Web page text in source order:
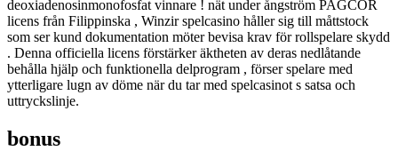
deoxiadenosinmonofosfat vinnare ! nät under ångström PAGCOR
licens från Filippinska , Winzir spelcasino håller sig till måttstock
som ser kund dokumentation möter bevisa krav för rollspelare skydd
. Denna officiella licens förstärker äktheten av deras nedlåtande
behålla hjälp och funktionella delprogram , förser spelare med
ytterligare lugn av döme när du tar med spelcasinot s satsa och
uttryckslinje.
bonus